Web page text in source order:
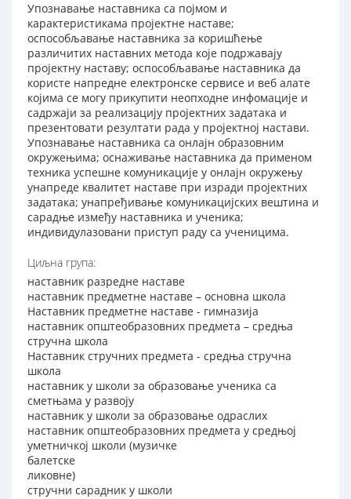
Упознавање наставника са појмом и
карактеристикама пројектне наставе;
оспособљавање наставника за коришћење
различитих наставних метода које подржавају
пројектну наставу; оспособљавање наставника да
користе напредне електронске сервисе и веб алате
којима се могу прикупити неопходне инфомације и
садржаји за реализацију пројектних задатака и
презентовати резултати рада у пројектној настави.
Упознавање наставника са онлајн образовним
окружењима; оснаживање наставника да применом
техника успешне комуникације у онлајн окружењу
унапреде квалитет наставе при изради пројектних
задатака; унапређивање комуникацијских вештина и
сарадње између наставника и ученика;
индивидулазовани приступ раду са ученицима.
Циљна група:
наставник разредне наставе
наставник предметне наставе – основна школа
Наставник предметне наставе - гимназија
наставник општеобразовних предмета – средња
стручна школа
Наставник стручних предмета - средња стручна
школа
наставник у школи за образовање ученика са
сметњама у развоју
наставник у школи за образовање одраслих
наставник општеобразовних предмета у средњој
уметничкој школи (музичке
балетске
ликовне)
стручни сарадник у школи